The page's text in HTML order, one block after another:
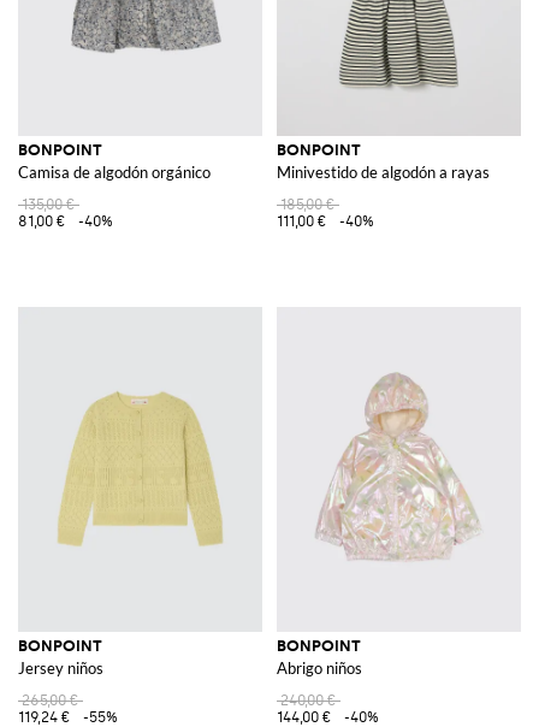
BONPOINT
Camisa de algodón orgánico
135,00 €
81,00 €
-40%
BONPOINT
Minivestido de algodón a rayas
185,00 €
111,00 €
-40%
BONPOINT
Jersey niños
265,00 €
119,24 €
-55%
BONPOINT
Abrigo niños
240,00 €
144,00 €
-40%